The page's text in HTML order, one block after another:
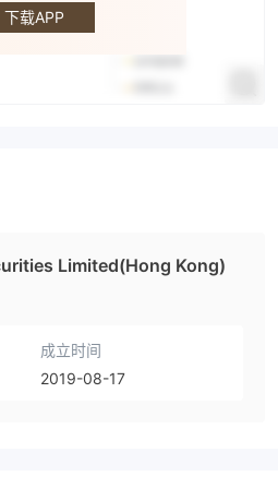
下载APP
富邦证券
Limited(Hong Kong)
成立时间
2019-08-17